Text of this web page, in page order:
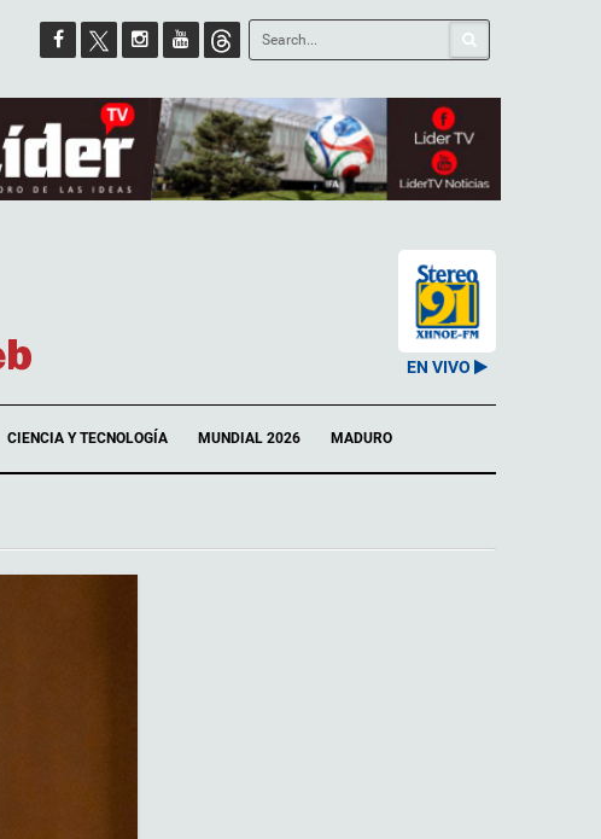
EN VIVO
CIENCIA Y TECNOLOGÍA MUNDIAL 2026 MADURO